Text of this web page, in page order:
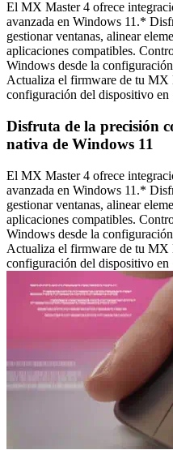
El MX Master 4 ofrece
avanzada en Windows 11.*
gestionar ventanas, alinear
aplicaciones compatibles.
Windows desde la
Actualiza el firmware de tu MX
configuración del dispositivo en
Disfruta de la precisión
nativa de Windows 11
El MX Master 4 ofrece
avanzada en Windows 11.*
gestionar ventanas, alinear
aplicaciones compatibles.
Windows desde la
Actualiza el firmware de tu MX
configuración del dispositivo en